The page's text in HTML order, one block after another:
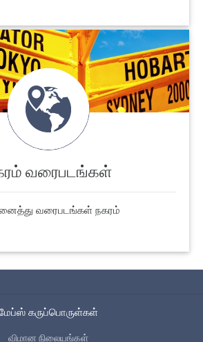
வரைபடங்கள்
வரைபடங்கள் நகரம்
கருப்பொருள்கள்
விமான நிலையங்கள்